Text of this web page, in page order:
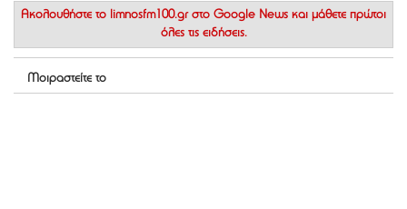
Ακολουθήστε το limnosfm100.gr στο Google News και μάθετε πρώτοι
όλες τις ειδήσεις.
Μοιραστείτε το